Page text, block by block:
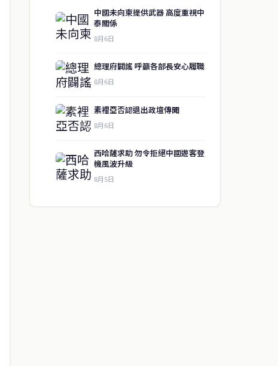
中國未向柬提供武器 高度重視中
泰關係
8月6日
總理府闢謠 呼籲各部長安心履職
8月6日
素裡亞否認退出政壇傳聞
8月6日
西哈薩求助 勿令拒絕中國遊客登
機風波升級
8月5日